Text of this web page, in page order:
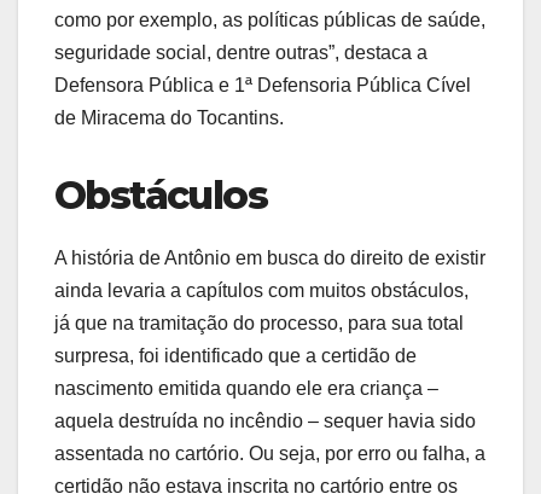
como por exemplo, as políticas públicas de saúde,
seguridade social, dentre outras”, destaca a
Defensora Pública e 1ª Defensoria Pública Cível
de Miracema do Tocantins.
Obstáculos
A história de Antônio em busca do direito de existir
ainda levaria a capítulos com muitos obstáculos,
já que na tramitação do processo, para sua total
surpresa, foi identificado que a certidão de
nascimento emitida quando ele era criança –
aquela destruída no incêndio – sequer havia sido
assentada no cartório. Ou seja, por erro ou falha, a
certidão não estava inscrita no cartório entre os